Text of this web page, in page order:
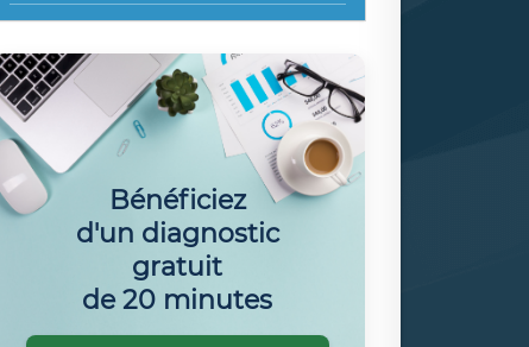
Bénéficiez
d'un diagnostic
gratuit
de 20 minutes